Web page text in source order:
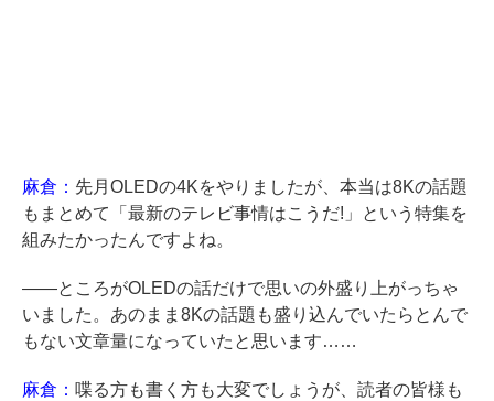
麻倉： 先月OLEDの4Kをやりましたが、本当は8Kの話題
もまとめて「最新のテレビ事情はこうだ!」という特集を
組みたかったんですよね。
――ところがOLEDの話だけで思いの外盛り上がっちゃ
いました。あのまま8Kの話題も盛り込んでいたらとんで
もない文章量になっていたと思います……
麻倉： 喋る方も書く方も大変でしょうが、読者の皆様も